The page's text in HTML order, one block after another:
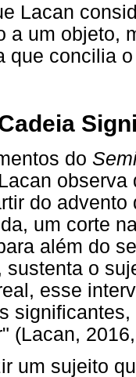
Lacan
a um objeto,
que concilia
do
observa
do
um corte
além do
sustenta o
esse
(Lacan,
um sujeito